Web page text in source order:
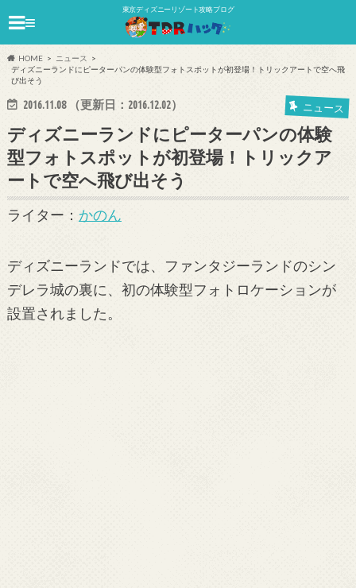
東京ディズニーリゾート攻略ブログ
≡
HOME
ニュース
ディズニーランドにピーターパンの体験型フォトスポットが初登場！トリックアートで空へ飛
び出そう
2016.11.08（更新日： 2016.12.02） ニュース
ディズニーランドにピーターパンの体験
型フォトスポットが初登場！トリックア
ートで空へ飛び出そう
ライター： かのん
ディズニーランドでは、ファンタジーランドのシン
デレラ城の裏に、初の体験型フォトロケーションが
設置されました。